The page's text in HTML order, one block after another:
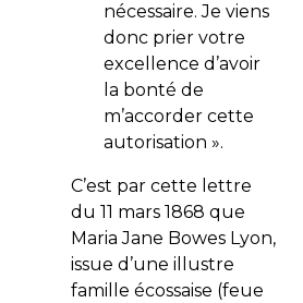
nécessaire. Je viens
donc prier votre
excellence d’avoir
la bonté de
m’accorder cette
autorisation ».
C’est par cette lettre
du 11 mars 1868 que
Maria Jane Bowes Lyon,
issue d’une illustre
famille écossaise (feue